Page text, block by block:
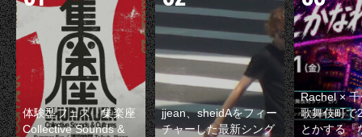
体験型フェス『集楽座
Collective Sounds &
jjean、sheidAをフィー
チャーした最新シング
Rachel ×
歌舞伎町で
とかする『